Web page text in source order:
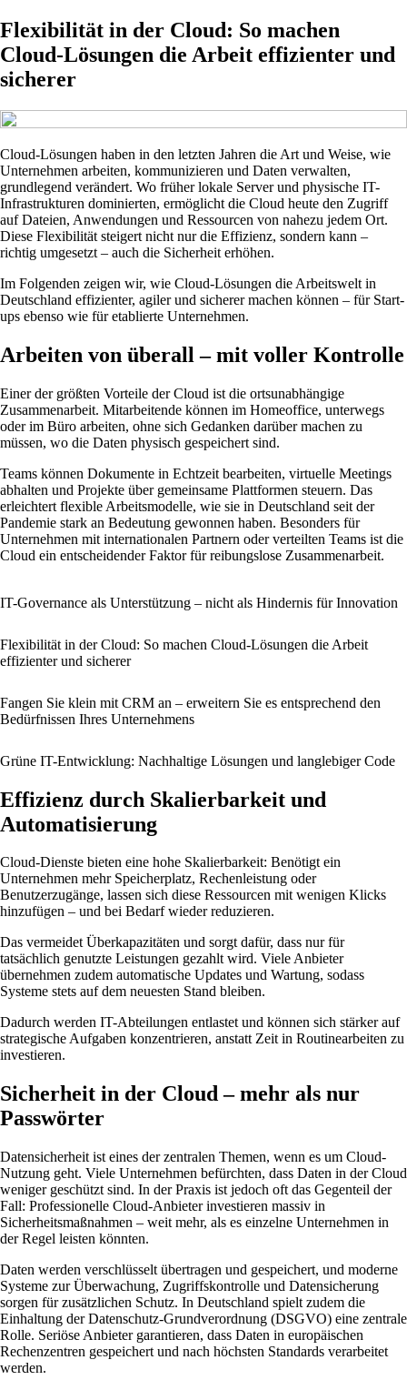
Flexibilität in der Cloud: So machen
Cloud-Lösungen die Arbeit effizienter und
sicherer
Cloud-Lösungen haben in den letzten Jahren die Art und Weise, wie
Unternehmen arbeiten, kommunizieren und Daten verwalten,
grundlegend verändert. Wo früher lokale Server und physische IT-
Infrastrukturen dominierten, ermöglicht die Cloud heute den Zugriff
auf Dateien, Anwendungen und Ressourcen von nahezu jedem Ort.
Diese Flexibilität steigert nicht nur die Effizienz, sondern kann –
richtig umgesetzt – auch die Sicherheit erhöhen.
Im Folgenden zeigen wir, wie Cloud-Lösungen die Arbeitswelt in
Deutschland effizienter, agiler und sicherer machen können – für Start-
ups ebenso wie für etablierte Unternehmen.
Arbeiten von überall – mit voller Kontrolle
Einer der größten Vorteile der Cloud ist die ortsunabhängige
Zusammenarbeit. Mitarbeitende können im Homeoffice, unterwegs
oder im Büro arbeiten, ohne sich Gedanken darüber machen zu
müssen, wo die Daten physisch gespeichert sind.
Teams können Dokumente in Echtzeit bearbeiten, virtuelle Meetings
abhalten und Projekte über gemeinsame Plattformen steuern. Das
erleichtert flexible Arbeitsmodelle, wie sie in Deutschland seit der
Pandemie stark an Bedeutung gewonnen haben. Besonders für
Unternehmen mit internationalen Partnern oder verteilten Teams ist die
Cloud ein entscheidender Faktor für reibungslose Zusammenarbeit.
IT-Governance als Unterstützung – nicht als Hindernis für Innovation
Flexibilität in der Cloud: So machen Cloud-Lösungen die Arbeit
effizienter und sicherer
Fangen Sie klein mit CRM an – erweitern Sie es entsprechend den
Bedürfnissen Ihres Unternehmens
Grüne IT-Entwicklung: Nachhaltige Lösungen und langlebiger Code
Effizienz durch Skalierbarkeit und
Automatisierung
Cloud-Dienste bieten eine hohe Skalierbarkeit: Benötigt ein
Unternehmen mehr Speicherplatz, Rechenleistung oder
Benutzerzugänge, lassen sich diese Ressourcen mit wenigen Klicks
hinzufügen – und bei Bedarf wieder reduzieren.
Das vermeidet Überkapazitäten und sorgt dafür, dass nur für
tatsächlich genutzte Leistungen gezahlt wird. Viele Anbieter
übernehmen zudem automatische Updates und Wartung, sodass
Systeme stets auf dem neuesten Stand bleiben.
Dadurch werden IT-Abteilungen entlastet und können sich stärker auf
strategische Aufgaben konzentrieren, anstatt Zeit in Routinearbeiten zu
investieren.
Sicherheit in der Cloud – mehr als nur
Passwörter
Datensicherheit ist eines der zentralen Themen, wenn es um Cloud-
Nutzung geht. Viele Unternehmen befürchten, dass Daten in der Cloud
weniger geschützt sind. In der Praxis ist jedoch oft das Gegenteil der
Fall: Professionelle Cloud-Anbieter investieren massiv in
Sicherheitsmaßnahmen – weit mehr, als es einzelne Unternehmen in
der Regel leisten könnten.
Daten werden verschlüsselt übertragen und gespeichert, und moderne
Systeme zur Überwachung, Zugriffskontrolle und Datensicherung
sorgen für zusätzlichen Schutz. In Deutschland spielt zudem die
Einhaltung der Datenschutz-Grundverordnung (DSGVO) eine zentrale
Rolle. Seriöse Anbieter garantieren, dass Daten in europäischen
Rechenzentren gespeichert und nach höchsten Standards verarbeitet
werden.